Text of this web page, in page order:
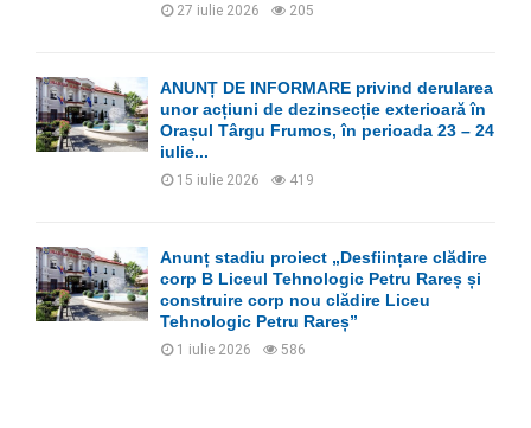
27 iulie 2026 205
ANUNȚ DE INFORMARE privind derularea
unor acțiuni de dezinsecție exterioară în
Orașul Târgu Frumos, în perioada 23 – 24
iulie...
15 iulie 2026 419
Anunț stadiu proiect „Desființare clădire
corp B Liceul Tehnologic Petru Rareș și
construire corp nou clădire Liceu
Tehnologic Petru Rareș”
1 iulie 2026 586